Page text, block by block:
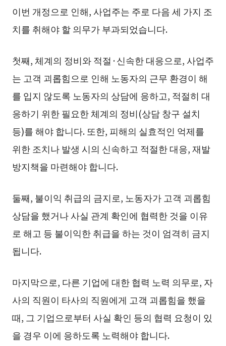
이번 개정으로 인해, 사업주는 주로 다음 세 가지 조
치를 취해야 할 의무가 부과되었습니다.
첫째, 체계의 정비와 적절·신속한 대응으로, 사업주
는 고객 괴롭힘으로 인해 노동자의 근무 환경이 해
를 입지 않도록 노동자의 상담에 응하고, 적절히 대
응하기 위한 필요한 체계의 정비(상담 창구 설치
등)를 해야 합니다. 또한, 피해의 실효적인 억제를
위한 조치나 발생 시의 신속하고 적절한 대응, 재발
방지책을 마련해야 합니다.
둘째, 불이익 취급의 금지로, 노동자가 고객 괴롭힘
상담을 했거나 사실 관계 확인에 협력한 것을 이유
로 해고 등 불이익한 취급을 하는 것이 엄격히 금지
됩니다.
마지막으로, 다른 기업에 대한 협력 노력 의무로, 자
사의 직원이 타사의 직원에게 고객 괴롭힘을 했을
때, 그 기업으로부터 사실 확인 등의 협력 요청이 있
을 경우 이에 응하도록 노력해야 합니다.